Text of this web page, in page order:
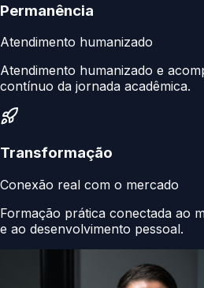
Permanência
Atendimento humanizado
Atendimento humanizado e
contínuo da jornada acadêmica.
Transformação
Conexão real com o mercado
Formação prática conectada ao
e ao desenvolvimento pessoal.